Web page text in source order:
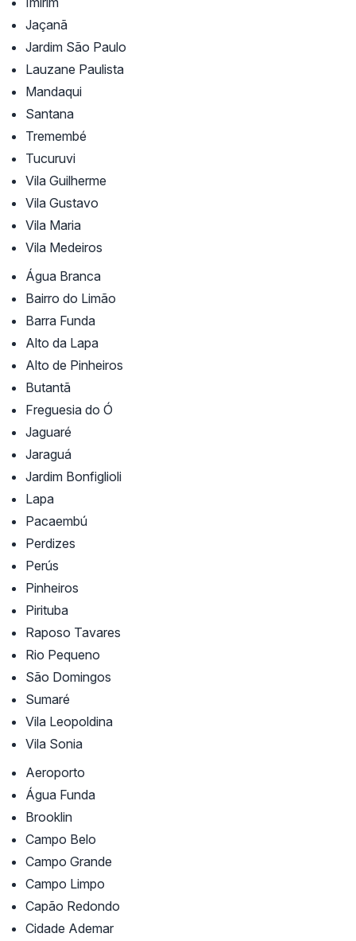
Jaçanã
Jardim São Paulo
Lauzane Paulista
Mandaqui
Santana
Tremembé
Tucuruvi
Vila Guilherme
Vila Gustavo
Vila Maria
Vila Medeiros
Água Branca
Bairro do Limão
Barra Funda
Alto da Lapa
Alto de Pinheiros
Butantã
Freguesia do Ó
Jaguaré
Jaraguá
Jardim Bonfiglioli
Lapa
Pacaembú
Perdizes
Perús
Pinheiros
Pirituba
Raposo Tavares
Rio Pequeno
São Domingos
Sumaré
Vila Leopoldina
Vila Sonia
Aeroporto
Água Funda
Brooklin
Campo Belo
Campo Grande
Campo Limpo
Capão Redondo
Cidade Ademar